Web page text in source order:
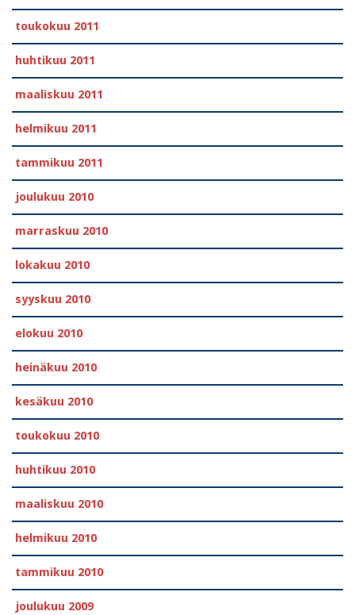
toukokuu 2011
huhtikuu 2011
maaliskuu 2011
helmikuu 2011
tammikuu 2011
joulukuu 2010
marraskuu 2010
lokakuu 2010
syyskuu 2010
elokuu 2010
heinäkuu 2010
kesäkuu 2010
toukokuu 2010
huhtikuu 2010
maaliskuu 2010
helmikuu 2010
tammikuu 2010
joulukuu 2009